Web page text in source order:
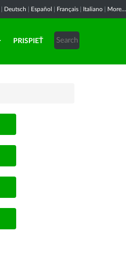
Deutsch Español Français Italiano More...
PRISPIEŤ